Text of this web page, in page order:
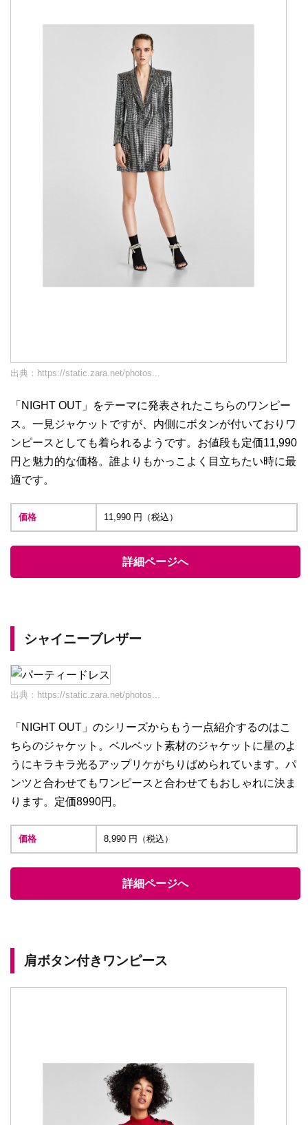
出典： https://static.zara.net/photos...
「NIGHT OUT」をテーマに発表されたこちらのワンピー
ス。一見ジャケットですが、内側にボタンが付いておりワ
ンピースとしても着られるようです。お値段も定価11,990
円と魅力的な価格。誰よりもかっこよく目立ちたい時に最
適です。
価格 11,990 円（税込）
詳細ページへ
シャイニーブレザー
出典： https://static.zara.net/photos...
「NIGHT OUT」のシリーズからもう一点紹介するのはこ
ちらのジャケット。ベルベット素材のジャケットに星のよ
うにキラキラ光るアップリケがちりばめられています。パ
ンツと合わせてもワンピースと合わせてもおしゃれに決ま
ります。定価8990円。
価格 8,990 円（税込）
詳細ページへ
肩ボタン付きワンピース